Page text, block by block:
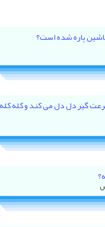
پاره شده است؟
گیر دل دل می کند و کله کله